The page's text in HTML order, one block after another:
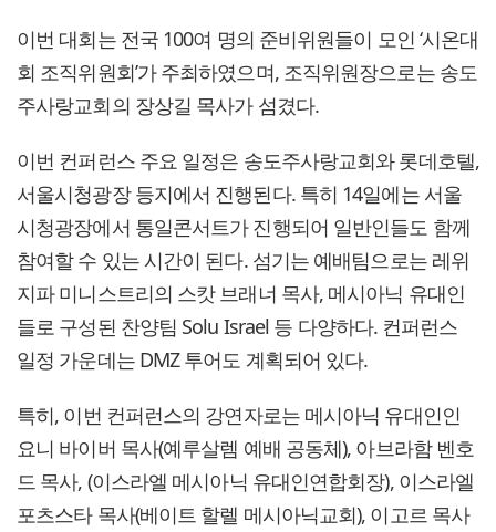
이번 대회는 전국 100여 명의 준비위원들이 모인 ‘시온대
회 조직위원회’가 주최하였으며, 조직위원장으로는 송도
주사랑교회의 장상길 목사가 섬겼다.
이번 컨퍼런스 주요 일정은 송도주사랑교회와 롯데호텔,
서울시청광장 등지에서 진행된다. 특히 14일에는 서울
시청광장에서 통일콘서트가 진행되어 일반인들도 함께
참여할 수 있는 시간이 된다. 섬기는 예배팀으로는 레위
지파 미니스트리의 스캇 브래너 목사, 메시아닉 유대인
들로 구성된 찬양팀 Solu Israel 등 다양하다. 컨퍼런스
일정 가운데는 DMZ 투어도 계획되어 있다.
특히, 이번 컨퍼런스의 강연자로는 메시아닉 유대인인
요니 바이버 목사(예루살렘 예배 공동체), 아브라함 벤호
드 목사, (이스라엘 메시아닉 유대인연합회장), 이스라엘
포츠스타 목사(베이트 할렐 메시아닉교회), 이고르 목사